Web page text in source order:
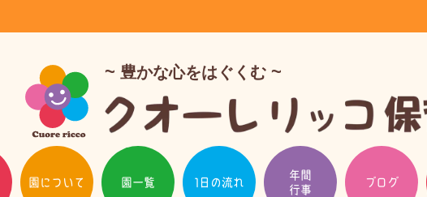
豊かな心をはぐくむ
園について 園一覧 1日の流れ
年間
行事
ブログ